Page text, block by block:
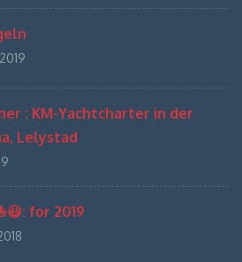
: KM-Yachtcharter in der
Lelystad
for 2019